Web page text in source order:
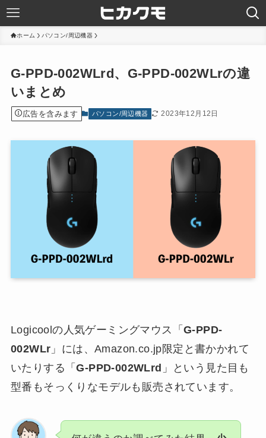
ホーム パソコン/周辺機器
G-PPD-002WLrd、G-PPD-002WLrの違
いまとめ
広告を含みます パソコン/周辺機器 2023年12月12日
Logicoolの人気ゲーミングマウス「 G-PPD-
002WLr 」には、Amazon.co.jp限定と書かかれて
いたりする「G-PPD-002WLrd 」という見た目も
型番もそっくりなモデルも販売されています。